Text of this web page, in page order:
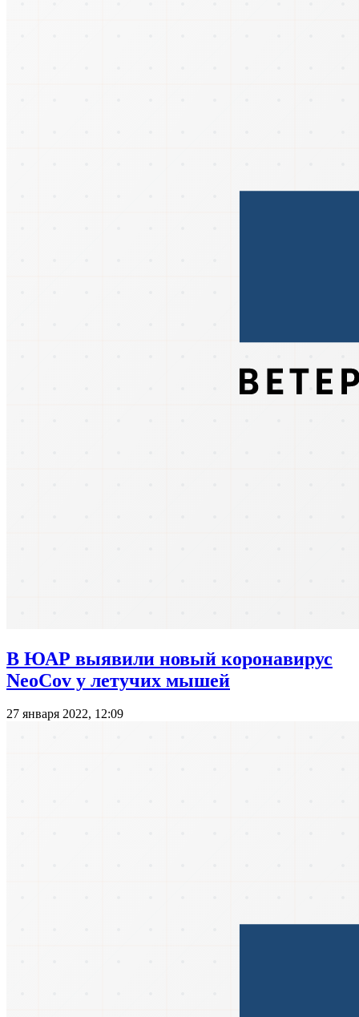
В ЮАР выявили новый коронавирус
NeoCov у летучих мышей
27 января 2022, 12:09